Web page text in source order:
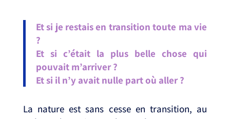
Et si je restais en transition toute ma vie
? ⁣
Et si c’était la plus belle chose qui
pouvait m’arriver ? ⁣
Et si il n’y avait nulle part où aller ? ⁣
La nature est sans cesse en transition, au